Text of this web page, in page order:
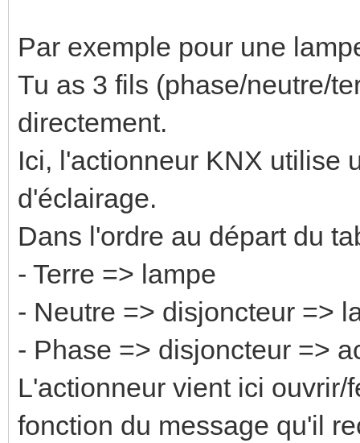
Par exemple pour une
Tu as 3 fils (phase/neutre/
directement.
Ici, l'actionneur KNX utilise
d'éclairage.
Dans l'ordre au départ du
- Terre => lampe
- Neutre => disjoncteur =>
- Phase => disjoncteur =>
L'actionneur vient ici
fonction du message qu'il